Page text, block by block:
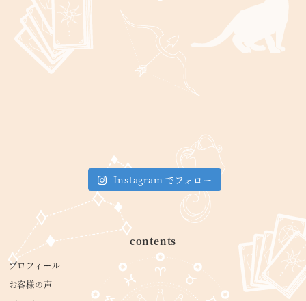
Instagram でフォロー
contents
プロフィール
お客様の声